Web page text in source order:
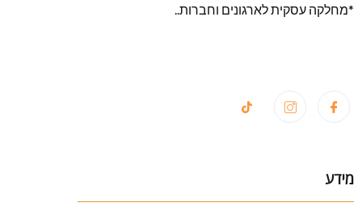
*מחלקה עסקית לארגונים וחברות..
מידע